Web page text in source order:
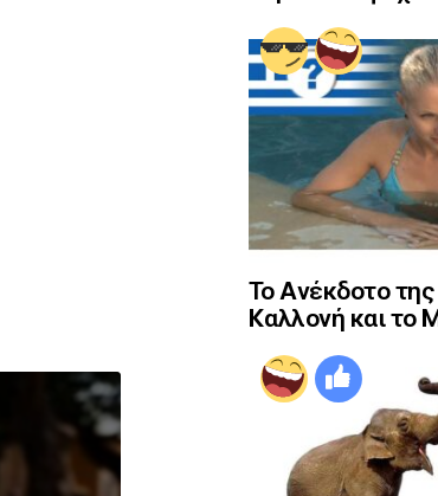
Το Aνέκδοτο
Kαλλονή και το